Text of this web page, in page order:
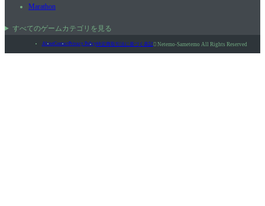
Marathon
すべてのゲームカテゴリを見る
AboutContactPrivacy Policy特定商取引法に基づく表記 Netemo-Sametemo All Rights Reserved